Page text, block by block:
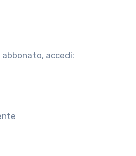
abbonato, accedi: